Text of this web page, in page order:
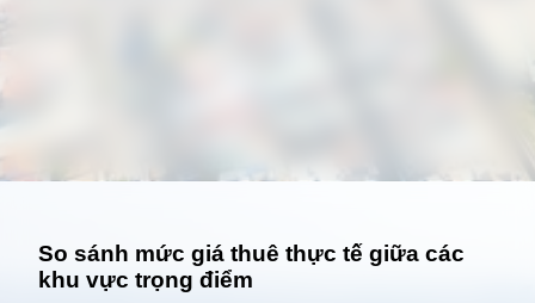
So sánh mức giá thuê thực tế giữa các
khu vực trọng điểm